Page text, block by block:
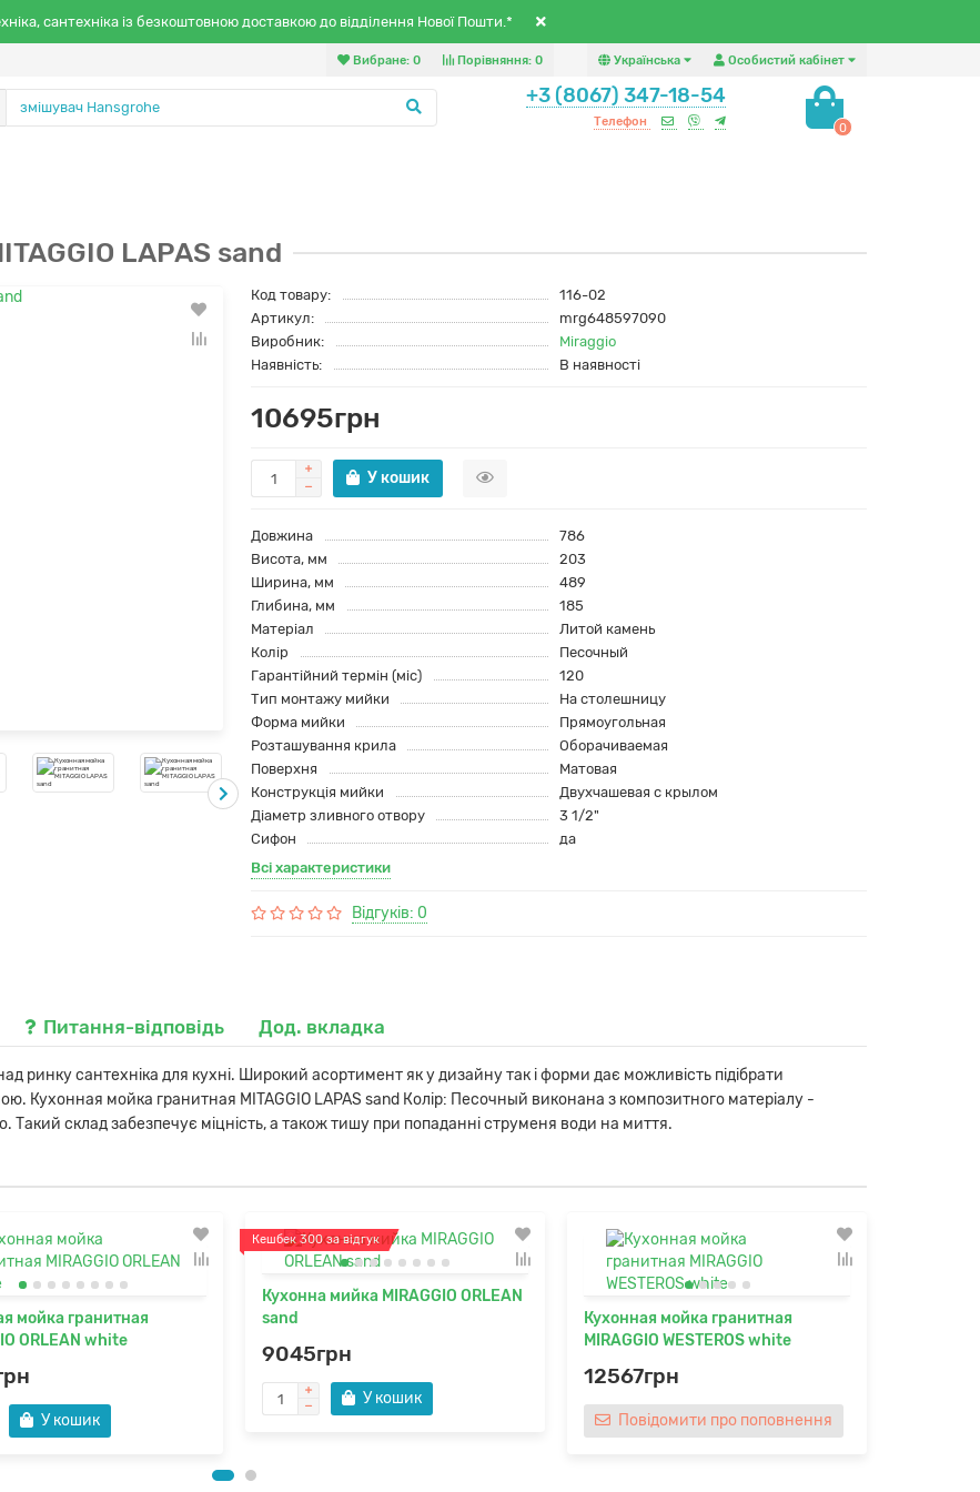
сантехніка із безкоштовною доставкою до відділення Нової Пошти.*
Особистий кабінет
Українська
Порівняння: 0
Вибране: 0
+3 (8067) 347-18-54
Телефон 0
LAPAS sand
Код товару:
116-02
Артикул:
mrg648597090
Виробник:
Miraggio
Наявність:
В наявності
10695грн
У кошик
Довжина
786
Висота, мм
203
Ширина, мм
489
Глибина, мм
185
Матеріал
Литой камень
Колір
Песочный
Гарантійний термін (міс)
120
Тип монтажу мийки
На столешницу
Форма мийки
Прямоугольная
Розташування крила
Оборачиваемая
Поверхня
Матовая
Конструкція мийки
Двухчашевая с крылом
Діаметр зливного отвору
3 1/2"
Сифон
да
Всі характеристики
Відгуків: 0
Питання-відповідь Дод. вкладка
ринку сантехніка для кухні. Широкий асортимент як у дизайну так і форми дає можливість підібрати
Кухонная мойка гранитная MITAGGIO LAPAS sand Колір: Песочный виконана з композитного матеріалу -
Такий склад забезпечує міцність, а також тишу при попаданні струменя води на миття.
мойка гранитная
ORLEAN white
У кошик
Кешбек 300 за відгук
Кухонна мийка MIRAGGIO ORLEAN
sand
9045грн
У кошик
Кухонная мойка гранитная
MIRAGGIO WESTEROS white
12567грн
Повідомити про поповнення